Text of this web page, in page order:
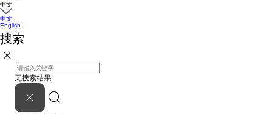
中文
中文
English
搜索
无搜索结果